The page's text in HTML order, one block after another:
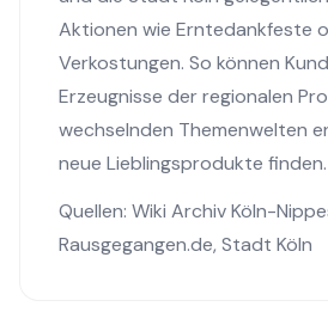
Aktionen wie Erntedankfeste
Verkostungen. So können
Erzeugnisse der regionalen
wechselnden Themenwelten
neue Lieblingsprodukte finden.
Quellen: Wiki Archiv Köln-
Rausgegangen.de, Stadt Köln